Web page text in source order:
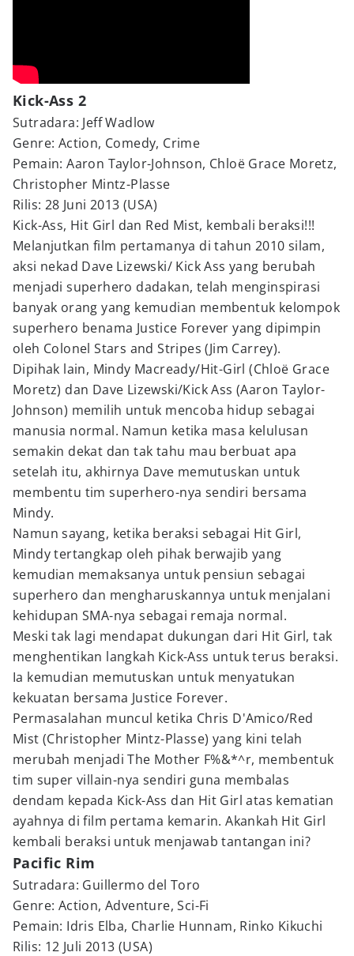
Kick-Ass 2
Sutradara: Jeff Wadlow
Genre: Action, Comedy, Crime
Pemain: Aaron Taylor-Johnson, Chloë Grace Moretz,
Christopher Mintz-Plasse
Rilis: 28 Juni 2013 (USA)
Kick-Ass, Hit Girl dan Red Mist, kembali beraksi!!!
Melanjutkan film pertamanya di tahun 2010 silam,
aksi nekad Dave Lizewski/ Kick Ass yang berubah
menjadi superhero dadakan, telah menginspirasi
banyak orang yang kemudian membentuk kelompok
superhero benama Justice Forever yang dipimpin
oleh Colonel Stars and Stripes (Jim Carrey).
Dipihak lain, Mindy Macready/Hit-Girl (Chloë Grace
Moretz) dan Dave Lizewski/Kick Ass (Aaron Taylor-
Johnson) memilih untuk mencoba hidup sebagai
manusia normal. Namun ketika masa kelulusan
semakin dekat dan tak tahu mau berbuat apa
setelah itu, akhirnya Dave memutuskan untuk
membentu tim superhero-nya sendiri bersama
Mindy.
Namun sayang, ketika beraksi sebagai Hit Girl,
Mindy tertangkap oleh pihak berwajib yang
kemudian memaksanya untuk pensiun sebagai
superhero dan mengharuskannya untuk menjalani
kehidupan SMA-nya sebagai remaja normal.
Meski tak lagi mendapat dukungan dari Hit Girl, tak
menghentikan langkah Kick-Ass untuk terus beraksi.
Ia kemudian memutuskan untuk menyatukan
kekuatan bersama Justice Forever.
Permasalahan muncul ketika Chris D'Amico/Red
Mist (Christopher Mintz-Plasse) yang kini telah
merubah menjadi The Mother F%&*^r, membentuk
tim super villain-nya sendiri guna membalas
dendam kepada Kick-Ass dan Hit Girl atas kematian
ayahnya di film pertama kemarin. Akankah Hit Girl
kembali beraksi untuk menjawab tantangan ini?
Pacific Rim
Sutradara: Guillermo del Toro
Genre: Action, Adventure, Sci-Fi
Pemain: Idris Elba, Charlie Hunnam, Rinko Kikuchi
Rilis: 12 Juli 2013 (USA)